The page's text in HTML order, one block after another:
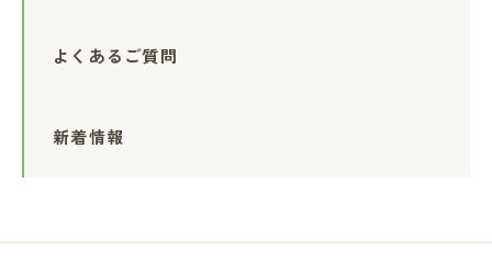
よくあるご質問
新着情報